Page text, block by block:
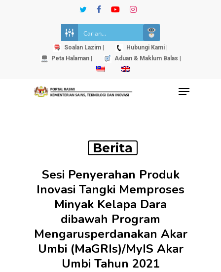
twitterfacebookyoutubeinstagram
Soalan Lazim |
Hubungi Kami |
Peta Halaman |
Aduan & Maklum Balas |
Menu
Berita
Sesi Penyerahan Produk
Inovasi Tangki Memproses
Minyak Kelapa Dara
dibawah Program
Mengarusperdanakan Akar
Umbi (MaGRIs)/MyIS Akar
Umbi Tahun 2021